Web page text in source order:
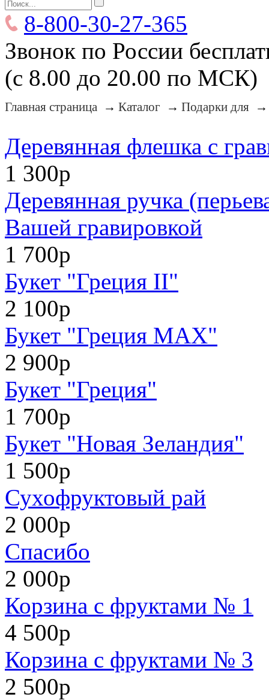
8-800-30-27-365
Звонок по России
(с 8.00 до 20.00 по МСК)
Главная страница → Каталог → Подарки для →
Деревянная флешка с
1 300р
Деревянная ручка
Вашей гравировкой
1 700р
Букет "Греция II"
2 100р
Букет "Греция MAX"
2 900р
Букет "Греция"
1 700р
Букет "Новая Зеландия"
1 500р
Сухофруктовый рай
2 000р
Спасибо
2 000р
Корзина с фруктами № 1
4 500р
Корзина с фруктами № 3
2 500р